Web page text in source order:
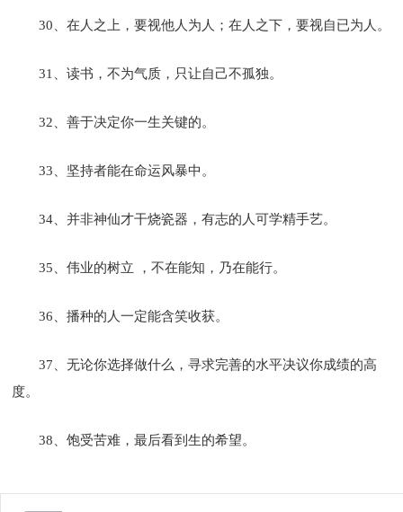
30、在人之上，要视他人为人；在人之下，要视自已为人。
31、读书，不为气质，只让自己不孤独。
32、善于决定你一生关键的。
33、坚持者能在命运风暴中。
34、并非神仙才干烧瓷器，有志的人可学精手艺。
35、伟业的树立 ，不在能知，乃在能行。
36、播种的人一定能含笑收获。
37、无论你选择做什么，寻求完善的水平决议你成绩的高
度。
38、饱受苦难，最后看到生的希望。